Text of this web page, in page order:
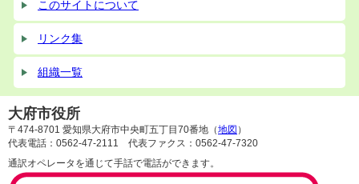
このサイトについて
リンク集
組織一覧
大府市役所
〒474-8701 愛知県大府市中央町五丁目70番地（地図 ）
代表電話：0562-47-2111 代表ファクス：0562-47-7320
通訳オペレータを通じて手話で電話ができます。